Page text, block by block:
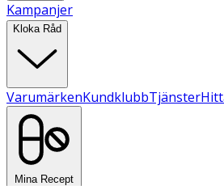
Kampanjer
Kloka Råd
VarumärkenKundklubbTjänster
Mina Recept